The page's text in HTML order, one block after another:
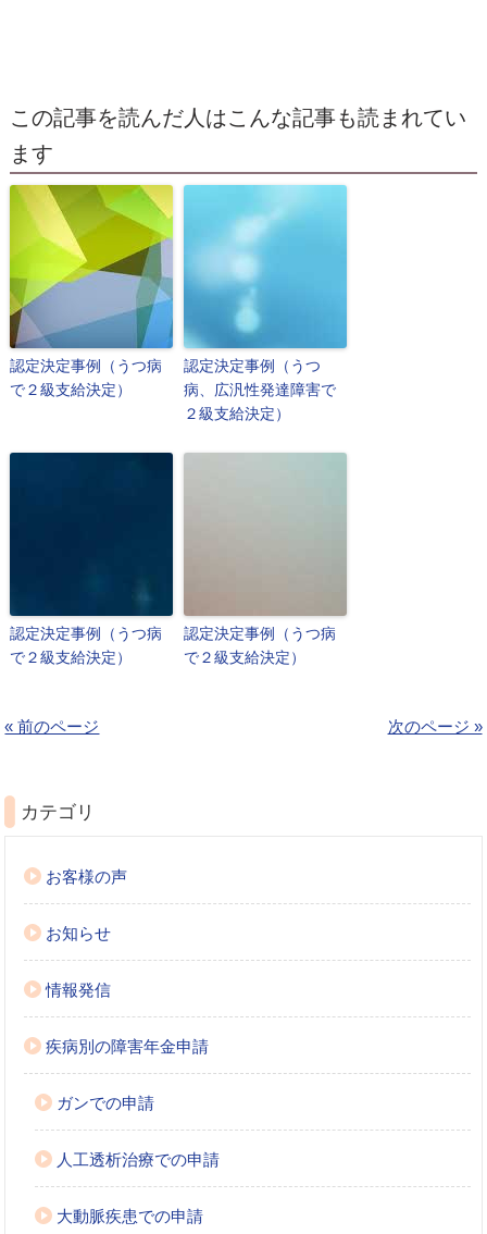
この記事を読んだ人はこんな記事も読まれてい
ます
認定決定事例（うつ病
で２級支給決定）
認定決定事例（うつ
病、広汎性発達障害で
２級支給決定）
認定決定事例（うつ病
で２級支給決定）
認定決定事例（うつ病
で２級支給決定）
« 前のページ 次のページ »
カテゴリ
お客様の声
お知らせ
情報発信
疾病別の障害年金申請
ガンでの申請
人工透析治療での申請
大動脈疾患での申請